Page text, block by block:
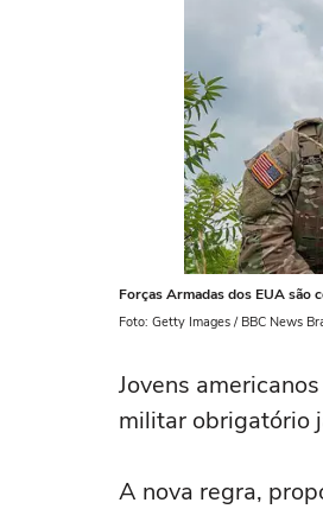
Forças Armadas dos EUA são
Foto: Getty Images / BBC News
Jovens
militar obrigatório
A nova regra,